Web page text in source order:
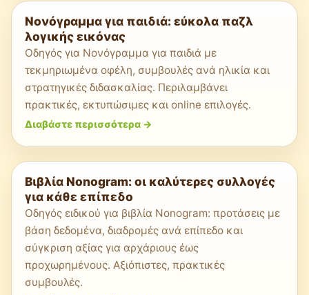
Νονόγραμμα για παιδιά: εύκολα παζλ
λογικής εικόνας
Οδηγός για Νονόγραμμα για παιδιά με
τεκμηριωμένα οφέλη, συμβουλές ανά ηλικία και
στρατηγικές διδασκαλίας. Περιλαμβάνει
πρακτικές, εκτυπώσιμες και online επιλογές.
Διαβάστε περισσότερα ->
Βιβλία Nonogram: οι καλύτερες συλλογές
για κάθε επίπεδο
Οδηγός ειδικού για βιβλία Nonogram: προτάσεις με
βάση δεδομένα, διαδρομές ανά επίπεδο και
σύγκριση αξίας για αρχάριους έως
προχωρημένους. Αξιόπιστες, πρακτικές
συμβουλές.